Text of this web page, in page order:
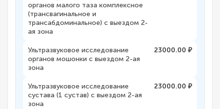
органов малого таза комплексное
(трансвагинальное и
трансабдоминальное) с выездом 2-
ая зона
Ультразвуковое исследование
органов мошонки с выездом 2-ая
зона
23000.00 ₽
Ультразвуковое исследование
сустава (1 сустав) с выездом 2-ая
зона
23000.00 ₽